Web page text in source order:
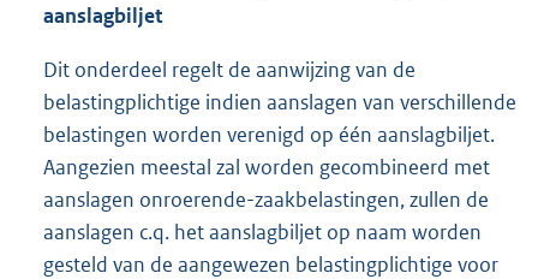
aanslagbiljet
Dit onderdeel regelt de aanwijzing van de
belastingplichtige indien aanslagen van verschillende
belastingen worden verenigd op één aanslagbiljet.
Aangezien meestal zal worden gecombineerd met
aanslagen onroerende-zaakbelastingen, zullen de
aanslagen c.q. het aanslagbiljet op naam worden
gesteld van de aangewezen belastingplichtige voor